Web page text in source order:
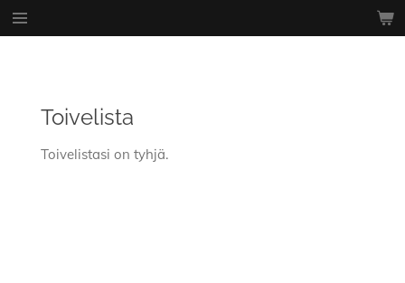
Siirry
pääsisältöön
Toivelista
Toivelistasi on tyhjä.